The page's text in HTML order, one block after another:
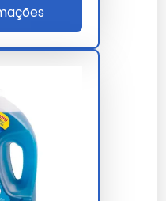
sobre
os
sensíveis a